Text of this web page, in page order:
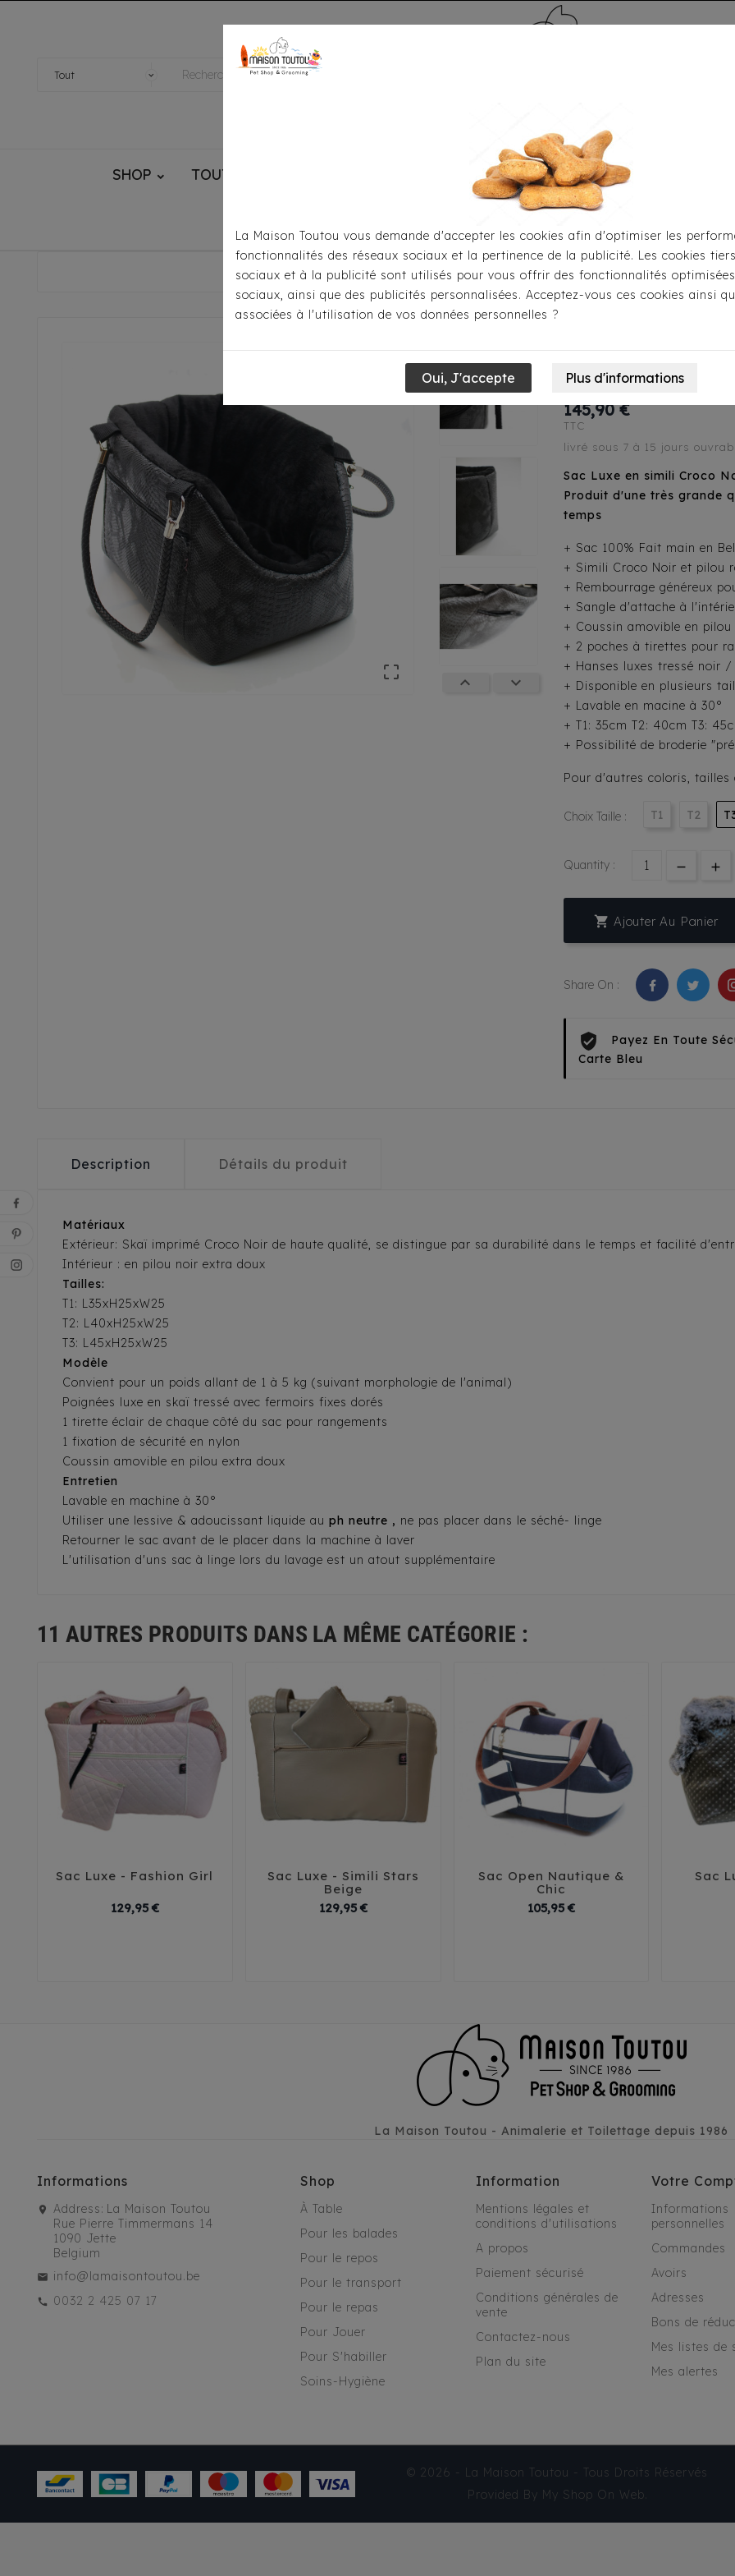
SHOP TOUTOU® HANDMADE MÉDAILLE - PET ID TAG TOILETTAGE
Accueil Toutou® Handmade Les Sacs Sac Luxe Wild & Chic

 
Sac Luxe Wild
Noir
145,90 €
TTC
livré sous 7 à 15 jours
Sac Luxe en simili Croco
Produit d'une très grande
temps
+ Sac 100% Fait main en
+ Simili Croco Noir et pilou
+ Rembourrage généreux
+ Sangle d'attache à
+ Coussin amovible en
+ 2 poches à tirettes pour
+ Hanses luxes tressé noir
+ Disponible en plusieurs
+ Lavable en macine à 30°
+ T1: 35cm T2: 40cm T3:
+ Possibilité de broderie
Pour d'autres coloris,
Choix Taille : T1 T2
Quantity :
 Ajouter Au Panier
Share On :
Payez En Toute
Carte Bleu
Description Détails du produit
Matériaux
Extérieur: Skaï imprimé Croco Noir de haute qualité, se distingue par sa durabilité dans le temps et facilité
Intérieur : en pilou noir extra doux
Tailles:
T1: L35xH25xW25
T2: L40xH25xW25
T3: L45xH25xW25
Modèle
Convient pour un poids allant de 1 à 5 kg (suivant morphologie de l'animal)
Poignées luxe en skaï tressé avec fermoirs fixes dorés
1 tirette éclair de chaque côté du sac pour rangements
1 fixation de sécurité en nylon
Coussin amovible en pilou extra doux
Entretien
Lavable en machine à 30°
Utiliser une lessive & adoucissant liquide au ph neutre , ne pas placer dans le séché- linge
Retourner le sac avant de le placer dans la machine à laver
L'utilisation d'uns sac à linge lors du lavage est un atout supplémentaire
11 AUTRES PRODUITS DANS LA MÊME CATÉGORIE :
Sac Luxe - Fashion Girl
129,95 €Prix

Sac Luxe - Simili Stars
Beige
129,95 €Prix
  
Sac Open Nautique &
Chic
105,95 €Prix
Sac
La Maison Toutou - Animalerie et Toilettage depuis 1986
Informations
Address: La Maison Toutou
Rue Pierre Timmermans 14
1090 Jette
Belgium
info@lamaisontoutou.be
0032 2 425 07 17
Shop
À Table
Pour les balades
Pour le repos
Pour le transport
Pour le repas
Pour Jouer
Pour S'habiller
Soins-Hygiène
Information
Mentions légales et
conditions d'utilisations
A propos
Paiement sécurisé
Conditions générales de
vente
Contactez-nous
Plan du site
Votre
Informations
personnelles
Commandes
Avoirs
Adresses
Bons de
Mes listes de
Mes alertes
La Maison Toutou vous demande d'accepter les cookies afin d'optimiser les
fonctionnalités des réseaux sociaux et la pertinence de la publicité. Les cookies
sociaux et à la publicité sont utilisés pour vous offrir des fonctionnalités
sociaux, ainsi que des publicités personnalisées. Acceptez-vous ces cookies ainsi
associées à l'utilisation de vos données personnelles ?
© 2026 - La Maison Toutou - Tous Droits Réservés
Provided By My Shop On Web